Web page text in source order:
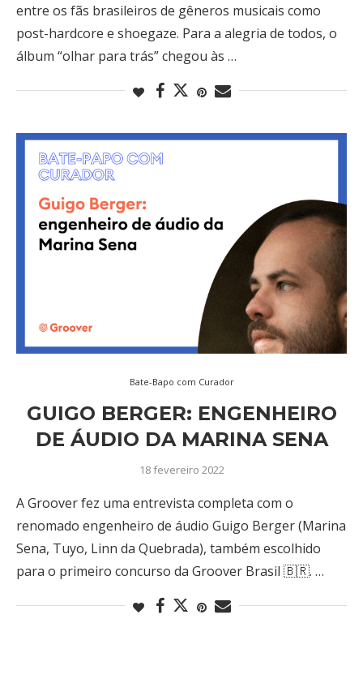
entre os fãs brasileiros de gêneros musicais como
post-hardcore e shoegaze. Para a alegria de todos, o
álbum “olhar para trás” chegou às …
Bate-Bapo com Curador
GUIGO BERGER: ENGENHEIRO
DE ÁUDIO DA MARINA SENA
18 fevereiro 2022
A Groover fez uma entrevista completa com o
renomado engenheiro de áudio Guigo Berger (Marina
Sena, Tuyo, Linn da Quebrada), também escolhido
para o primeiro concurso da Groover Brasil 🇧🇷. …